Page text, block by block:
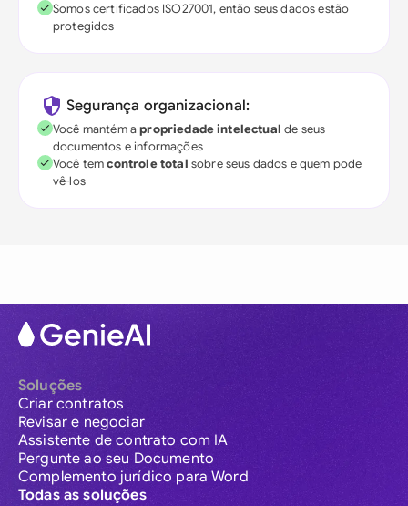
Somos certificados ISO27001, então seus dados estão
protegidos
Segurança organizacional:
Você mantém apropriedade intelectual de seus
documentos e informações
Você temcontrole total sobre seus dados e quem pode
vê-los
Soluções
Criar contratos
Revisar e negociar
Assistente de contrato com IA
Pergunte ao seu Documento
Complemento jurídico para Word
Todas as soluções